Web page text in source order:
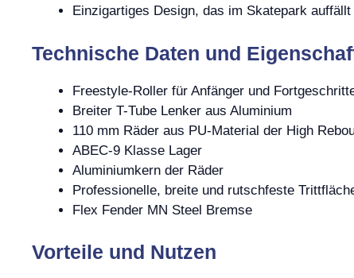
Einzigartiges Design, das im Skatepark auffällt
Technische Daten und
Freestyle-Roller für Anfänger und
Breiter T-Tube Lenker aus Aluminium
110 mm Räder aus PU-Material der High
ABEC-9 Klasse Lager
Aluminiumkern der Räder
Professionelle, breite und rutschfeste
Flex Fender MN Steel Bremse
Vorteile und Nutzen